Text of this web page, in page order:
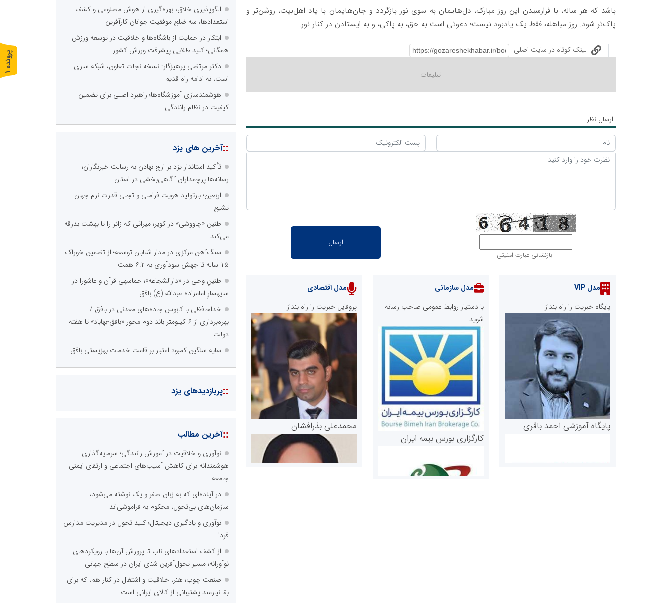
باشد که هر ساله، با فرارسیدن این روز مبارک، دل‌هایمان به سوی نور بازگردد و جان‌هایمان با یاد اهل‌بیت، روشن‌تر و
پاک‌تر شود. روز مباهله، فقط یک یادبود نیست؛ دعوتی است به حق، به پاکی، و به ایستادن در کنار نور.
لینک کوتاه در سایت اصلی
ارسال نظر
بازنشانی عبارت امنیتی
مدل VIP
پایگاه خبریت را راه بنداز
پایگاه آموزشی احمد باقری
مدل سازمانی
با دستیار روابط عمومی صاحب رسانه
شوید
کارگزاری بورس بیمه ایران
مدل اقتصادی
پروفایل خبریت را راه بنداز
محمدعلی بذرافشان
الگوپذیری خلاق، بهره‌گیری از هوش مصنوعی و کشف
استعدادها، سه ضلع موفقیت جوانان کارآفرین
ابتکار در حمایت از باشگاه‌ها و خلاقیت در توسعه ورزش
همگانی؛ کلید طلایی پیشرفت ورزش کشور
دکتر مرتضی پرهیزگار: نسخه نجات تعاون، شبکه سازی
است، نه ادامه راه قدیم
هوشمندسازی آموزشگاه‌ها؛ راهبرد اصلی برای تضمین
کیفیت در نظام رانندگی
::آخرین های یزد
تأکید استاندار یزد بر ارج نهادن به رسالت خبرنگاران؛
رسانه‌ها پرچمداران آگاهی‌بخشی در استان
اربعین؛ بازتولید هویت فراملی و تجلی قدرت نرم جهان
تشیع
طنین «چاووشی» در کویر؛ میراثی که زائر را تا بهشت بدرقه
می‌کند
سنگ‌آهن مرکزی در مدار شتابان توسعه؛ از تضمین خوراک
۱۵ ساله تا جهش سودآوری به ۶.۲ همت
طنینِ وحی در «دارالشجاعه»؛ حماسهی قرآن و عاشورا در
سایهسارِ امامزاده عبدالله (ع) بافق
خداحافظی با کابوس جاده‌های معدنی در بافق /
بهره‌برداری از ۶ کیلومتر باند دوم محور «بافق-بهاباد» تا هفته
دولت
سایه سنگین کمبود اعتبار بر قامت خدمات بهزیستی بافق
::پربازدیدهای یزد
::آخرین مطالب
نوآوری و خلاقیت در آموزش رانندگی؛ سرمایه‌گذاری
هوشمندانه برای کاهش آسیب‌های اجتماعی و ارتقای ایمنی
جامعه
در آینده‌ای که به زبان صفر و یک نوشته می‌شود،
سازمان‌های بی‌تحول، محکوم به فراموشی‌اند
نوآوری و یادگیری دیجیتال؛ کلید تحول در مدیریت مدارس
فردا
از کشف استعدادهای ناب تا پرورش آن‌ها با رویکردهای
نوآورانه؛ مسیر تحول‌آفرین شنای ایران در سطح جهانی
صنعت چوب؛ هنر، خلاقیت و اشتغال در کنار هم، که برای
بقا نیازمند پشتیبانی از کالای ایرانی است
پ
ر
و
ن
د
ه
1